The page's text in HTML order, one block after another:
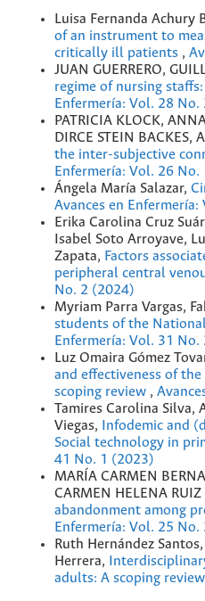
Luisa Fernanda Achury
of an instrument to
critically ill patients ,
JUAN GUERRERO,
regime of nursing
Enfermería: Vol. 28 No.
PATRICIA KLOCK,
DIRCE STEIN
the inter-subjective
Enfermería: Vol. 26 No.
Ángela María Salazar,
Avances en
Erika Carolina Cruz
Isabel Soto Arroyave,
Zapata, Factors
peripheral central
No. 2 (2024)
Myriam Parra Vargas,
students of the
Enfermería: Vol. 31 No.
Luz Omaira Gómez
and effectiveness of
scoping review ,
Tamires Carolina Silva,
Viegas,
Infodemic and
Social technology in
41 No. 1 (2023)
MARÍA CARMEN
CARMEN HELENA RUIZ
abandonment among
Enfermería: Vol. 25 No.
Ruth Hernández
Herrera,
adults: A scoping review